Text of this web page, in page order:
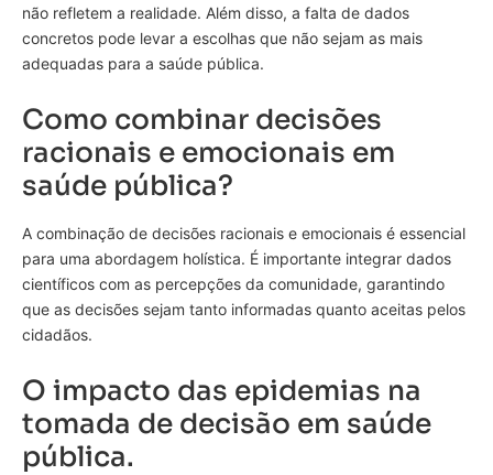
não refletem a realidade. Além disso, a falta de dados
concretos pode levar a escolhas que não sejam as mais
adequadas para a saúde pública.
Como combinar decisões
racionais e emocionais em
saúde pública?
A combinação de decisões racionais e emocionais é essencial
para uma abordagem holística. É importante integrar dados
científicos com as percepções da comunidade, garantindo
que as decisões sejam tanto informadas quanto aceitas pelos
cidadãos.
O impacto das epidemias na
tomada de decisão em saúde
pública.